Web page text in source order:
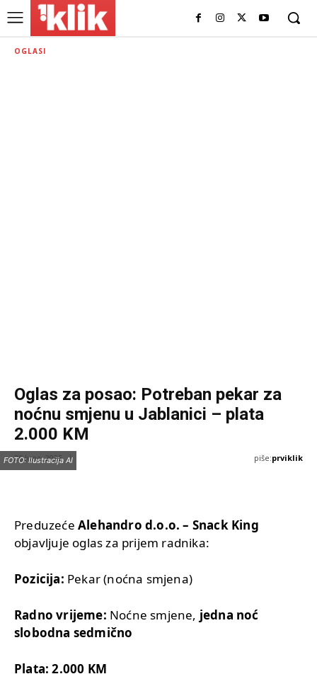
OGLASI
Oglas za posao: Potreban pekar za
noćnu smjenu u Jablanici – plata
2.000 KM
26 Juna, 2025 piše:prviklik
FOTO: Ilustracija AI
Preduzeće Alehandro d.o.o. – Snack King
objavljuje oglas za prijem radnika:
Pozicija: Pekar (noćna smjena)
Radno vrijeme: Noćne smjene, jedna noć
slobodna sedmično
Plata: 2.000 KM